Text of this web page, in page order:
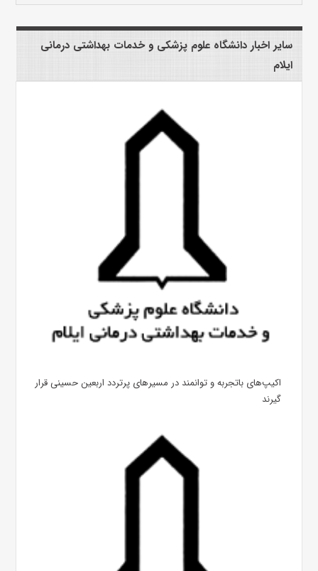
سایر اخبار دانشگاه علوم پزشکی و خدمات بهداشتی درمانی
ایلام
اکیپ‌های باتجربه و توانمند در مسیرهای پرتردد اربعین حسینی قرار
گیرند